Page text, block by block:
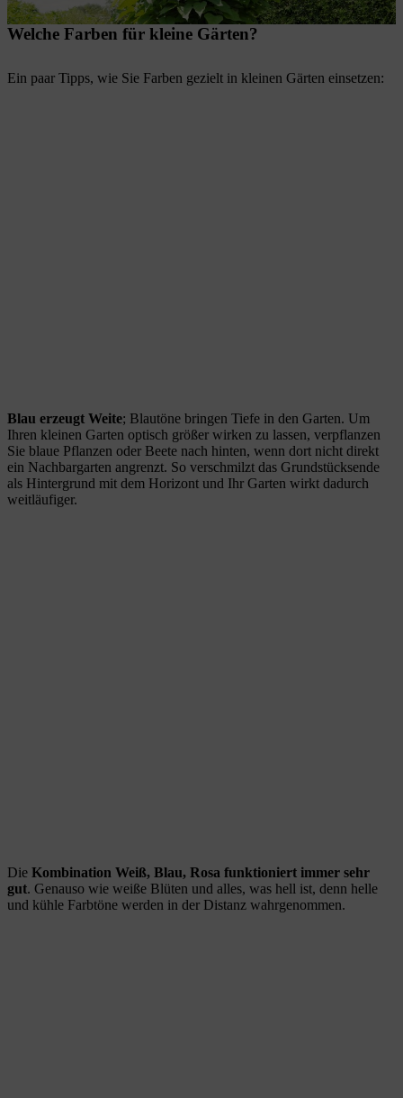
Kleine Bäume wie Kugeltrompetenbaum, Kugelahorn und Kugelrobinie oder säulenförmige Bäume und Sträucher wie die Säulen-Hainbuche, Säulen-Zierkirsche oder Zierapfel eignen sich gut für kleine Gärten.
Welche Farben für kleine Gärten?
Ein paar Tipps, wie Sie Farben gezielt in kleinen Gärten einsetzen:
Blau erzeugt Weite; Blautöne bringen Tiefe in den Garten. Um
Ihren kleinen Garten optisch größer wirken zu lassen, verpflanzen
Sie blaue Pflanzen oder Beete nach hinten, wenn dort nicht direkt
ein Nachbargarten angrenzt. So verschmilzt das Grundstücksende
als Hintergrund mit dem Horizont und Ihr Garten wirkt dadurch
weitläufiger.
Die Kombination Weiß, Blau, Rosa funktioniert immer sehr
gut. Genauso wie weiße Blüten und alles, was hell ist, denn helle
und kühle Farbtöne werden in der Distanz wahrgenommen.